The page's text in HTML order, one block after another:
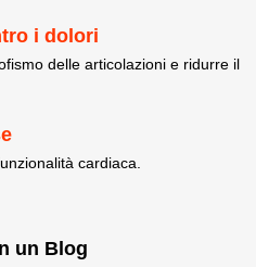
i dolori
delle articolazioni e ridurre il
cardiaca.
un Blog